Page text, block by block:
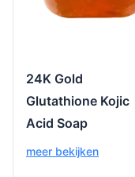
24K Gold
Glutathione Kojic
Acid Soap
meer bekijken